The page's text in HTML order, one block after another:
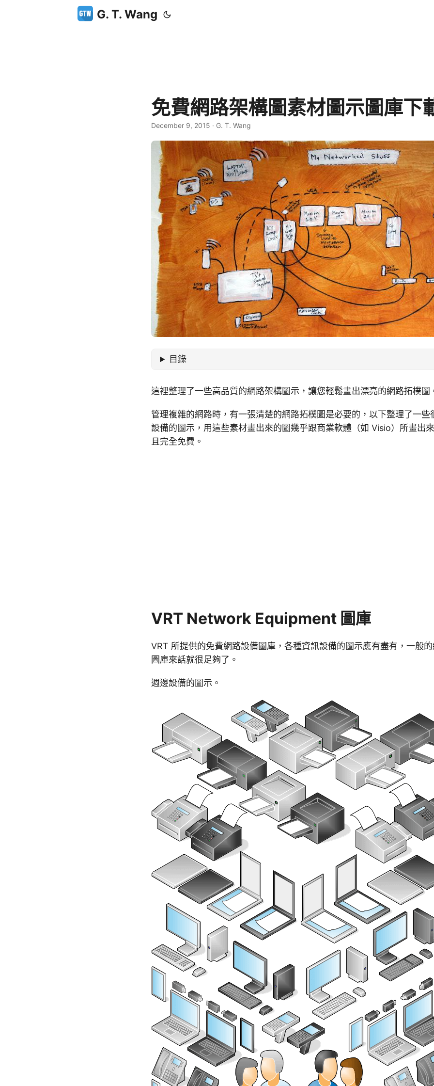
G. T. Wang
免費網路架構圖素材圖示圖庫下
December 9, 2015 · G. T. Wang
目錄
這裡整理了一些高品質的網路架構圖示，讓您輕鬆畫出漂亮的網路拓樸圖
管理複雜的網路時，有一張清楚的網路拓樸圖是必要的，以下整理了一些
設備的圖示，用這些素材畫出來的圖幾乎跟商業軟體（如 Visio）所畫出
且完全免費。
VRT Network Equipment 圖庫
VRT 所提供的免費網路設備圖庫，各種資訊設備的圖示應有盡有，一般
圖庫來話就很足夠了。
週邊設備的圖示。